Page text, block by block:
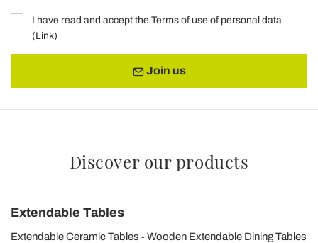
I have read and accept the Terms of use of personal data
(Link)
Join us
Discover our products
Extendable Tables
Extendable Ceramic Tables
Wooden Extendable Dining Tables